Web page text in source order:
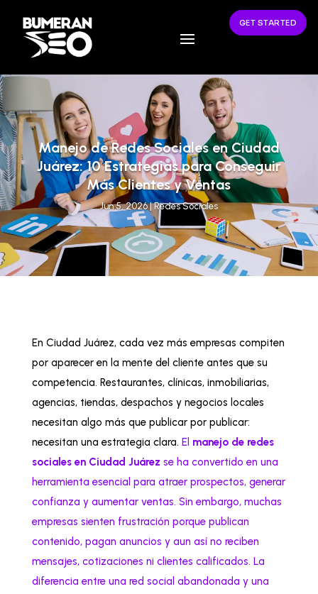
GET STARTED
Manejo de Redes Sociales en Ciudad
Juárez: 10 Estrategias para Conseguir
Más Clientes y Ventas
Jun 5, 2026|Redes Sociales
En Ciudad Juárez, cada vez más empresas compiten
por aparecer en la mente del cliente antes que su
competencia. Restaurantes, clínicas, inmobiliarias,
agencias, tiendas, despachos y negocios locales
necesitan algo más que publicar por publicar:
necesitan una estrategia clara. El manejo de redes
sociales en Ciudad Juárez se ha convertido en una
herramienta esencial para atraer prospectos, generar
confianza y aumentar ventas. Sin embargo, muchas
empresas sienten frustración porque publican
contenido, pagan anuncios y aun así no reciben
mensajes, cotizaciones ni clientes calificados. La
diferencia entre una red social abandonada y una